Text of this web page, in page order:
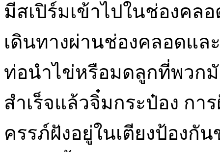
มีสเปิร์มเข้าไปในช่องคล
เดินทางผ่านช่องคลอดแล
ท่อนำไข่หรือมดลูกที่พวก
สำเร็จแล้วจิ๋มกระป๋อง กา
ครรภ์ฝังอยู่ในเตียงป้องกั